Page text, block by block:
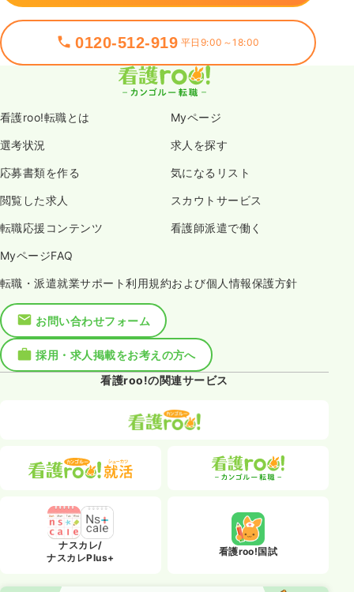
24.3〜31.7万円/月 賞与2.3ヶ月
時間 8:15～17:15
（休憩60分）
ブランク可
月給31万円以上可
詳細を見る
訪問看護
日勤のみ（常勤） 一時募集休止
給与 24.5万円/月 賞与52.2万円
※経験4年の例
時間 8:30～17:30
日曜休み
年間休日120日 4週8休以上
オンコールあり
担当業務未経験可
ブランク可 月給25万円以上可
気になる
一時募集休止
給与 お問い合わせください
時間 8:30～17:30
日曜休み
オンコールあり 担当業務未経験可 ブランク可
0120-512-919 平日9:00～18:00
看護roo!転職とは Myページ
選考状況 求人を探す
応募書類を作る 気になるリスト
閲覧した求人 スカウトサービス
転職応援コンテンツ 看護師派遣で働く
MyページFAQ
転職・派遣就業サポート利用規約および個人情報保護方針
お問い合わせフォーム
採用・求人掲載をお考えの方へ
看護roo!の関連サービス
ナスカレ/
ナスカレPlus+
看護roo!国試